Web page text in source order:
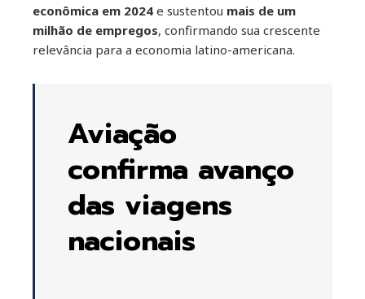
econômica em 2024 e sustentou mais de um
milhão de empregos, confirmando sua crescente
relevância para a economia latino-americana.
Aviação
confirma avanço
das viagens
nacionais